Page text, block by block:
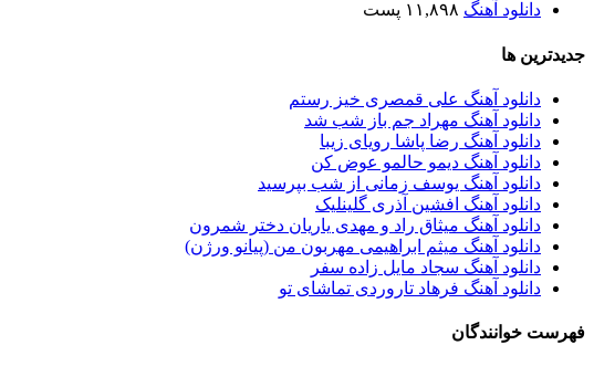
دانلود آهنگ ۱۱,۸۹۸ پست
جدیدترین ها
دانلود آهنگ علی قمصری خیز رستم
دانلود آهنگ مهراد جم باز شب شد
دانلود آهنگ رضا پاشا رویای زیبا
دانلود آهنگ دیمو حالمو عوض کن
دانلود آهنگ یوسف زمانی از شب بپرسید
دانلود آهنگ افشین آذری گلینلیک
دانلود آهنگ میثاق راد و مهدی یاریان دختر شمرون
دانلود آهنگ میثم ابراهیمی مهربون من (پیانو ورژن)
دانلود آهنگ سجاد مایل زاده سفر
دانلود آهنگ فرهاد تاروردی تماشای تو
فهرست خوانندگان